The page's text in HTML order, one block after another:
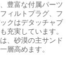
豊富な付属パーツ
ィルトプラグ、フ
クはデタッチャブ
充実しています。
、砂漠の主サンド
層高めます。